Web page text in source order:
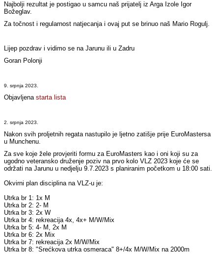
Najbolji rezultat je postigao u samcu naš prijatelj iz Arga Izole Igor
Božeglav.
Za točnost i regularnost natjecanja i ovaj put se brinuo naš Mario Rogulj.
Lijep pozdrav i vidimo se na Jarunu ili u Zadru
Goran Polonji
9. srpnja 2023.
Objavljenastarta lista
2. srpnja 2023.
Nakon svih proljetnih regata nastupilo je ljetno zatišje prije EuroMastersa
u Munchenu.
Za sve koje žele provjeriti formu za EuroMasters kao i oni koji su za
ugodno veteransko druženje poziv na prvo kolo VLZ 2023 koje će se
održati na Jarunu u nedjelju 9.7.2023 s planiranim početkom u 18:00 sati.
Okvirni plan disciplina na VLZ-u je:
Utrka br 1: 1x M
Utrka br 2: 2- M
Utrka br 3: 2x W
Utrka br 4: rekreacija 4x, 4x+ M/W/Mix
Utrka br 5: 4- M, 2x M
Utrka br 6: 2x Mix
Utrka br 7: rekreacija 2x M/W/Mix
Utrka br 8: "Srećkova utrka osmeraca" 8+/4x M/W/Mix na 2000m